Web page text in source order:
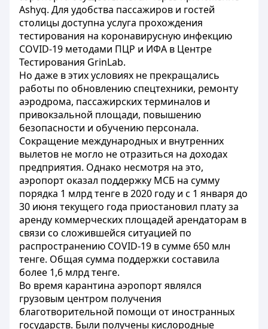
Ashyq. Для удобства пассажиров и гостей
столицы доступна услуга прохождения
тестирования на коронавирусную инфекцию
COVID-19 методами ПЦР и ИФА в Центре
Тестирования GrinLab.
Но даже в этих условиях не прекращались
работы по обновлению спецтехники, ремонту
аэродрома, пассажирских терминалов и
привокзальной площади, повышению
безопасности и обучению персонала.
Сокращение международных и внутренних
вылетов не могло не отразиться на доходах
предприятия. Однако несмотря на это,
аэропорт оказал поддержку МСБ на сумму
порядка 1 млрд тенге в 2020 году и с 1 января до
30 июня текущего года приостановил плату за
аренду коммерческих площадей арендаторам в
связи со сложившейся ситуацией по
распространению COVID-19 в сумме 650 млн
тенге. Общая сумма поддержки составила
более 1,6 млрд тенге.
Во время карантина аэропорт являлся
грузовым центром получения
благотворительной помощи от иностранных
государств. Были получены кислородные